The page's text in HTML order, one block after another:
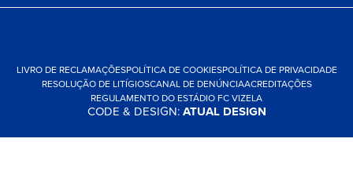
LIVRO DE RECLAMAÇÕESPOLÍTICA DE COOKIESPOLÍTICA DE PRIVACIDADE
RESOLUÇÃO DE LITÍGIOSCANAL DE DENÚNCIAACREDITAÇÕES
REGULAMENTO DO ESTÁDIO FC VIZELA
CODE & DESIGN:ATUAL DESIGN